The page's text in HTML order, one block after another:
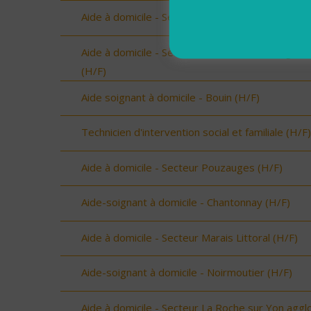
Aide à domicile - Secteur les Olonnes (H/F)
Aide à domicile - Secteur Terres de Montaigu
(H/F)
Aide soignant à domicile - Bouin (H/F)
Technicien d'intervention social et familiale (H/F)
Aide à domicile - Secteur Pouzauges (H/F)
Aide-soignant à domicile - Chantonnay (H/F)
Aide à domicile - Secteur Marais Littoral (H/F)
Aide-soignant à domicile - Noirmoutier (H/F)
Aide à domicile - Secteur La Roche sur Yon